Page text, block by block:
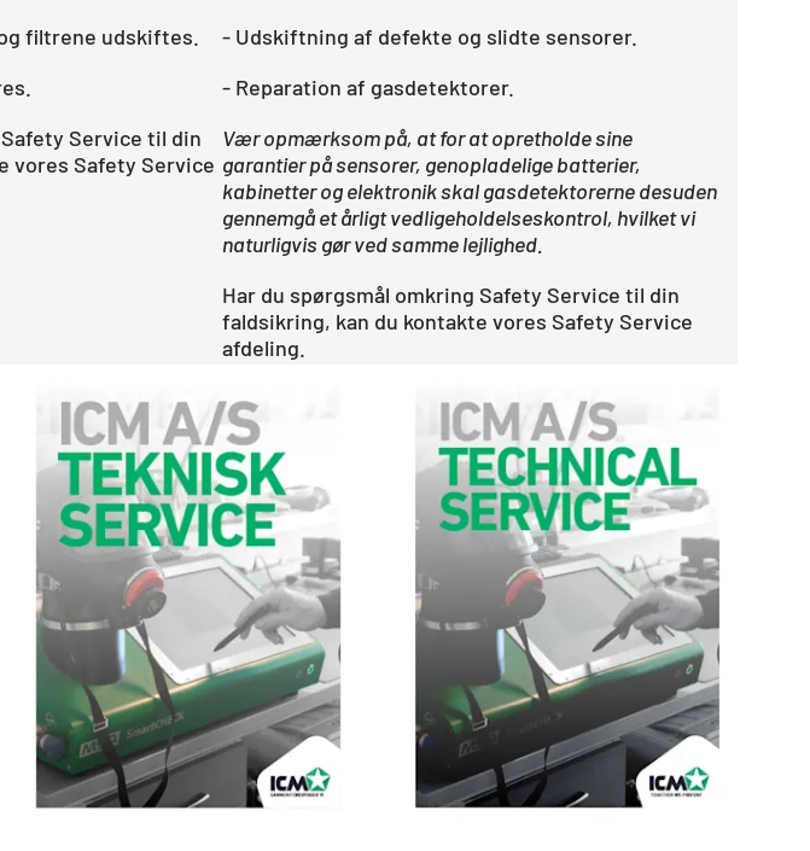
filtrene udskiftes.
Service til din
vores Safety Service
- Udskiftning af defekte og slidte sensorer.
- Reparation af gasdetektorer.
Vær opmærksom på, at for at opretholde sine
garantier på sensorer, genopladelige batterier,
kabinetter og elektronik skal gasdetektorerne desuden
gennemgå et årligt vedligeholdelseskontrol, hvilket vi
naturligvis gør ved samme lejlighed.
Har du spørgsmål omkring Safety Service til din
faldsikring, kan du kontakte vores Safety Service
afdeling.